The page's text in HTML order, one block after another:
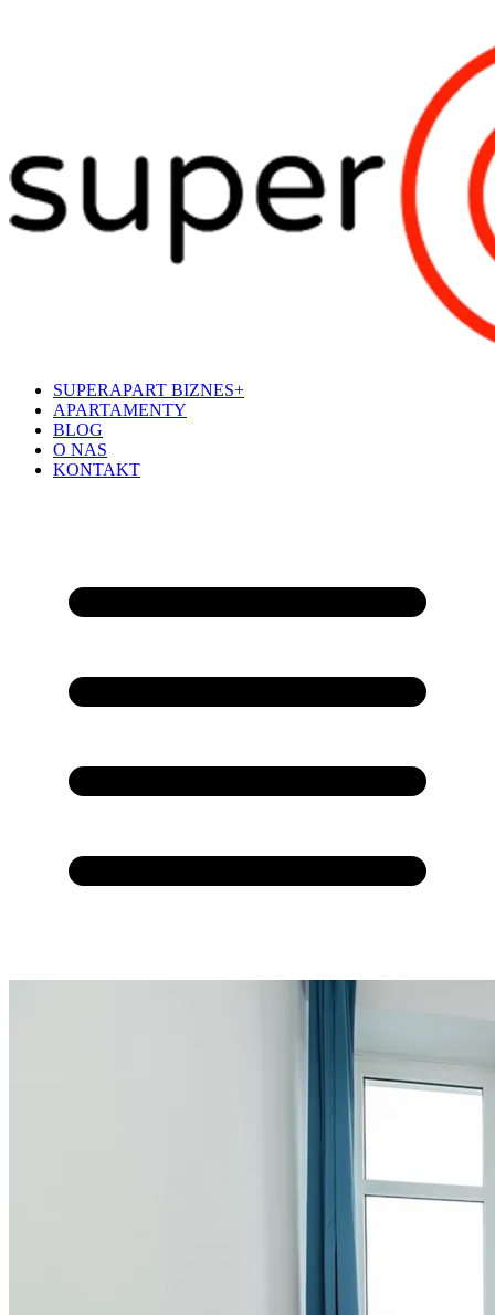
SUPERAPART BIZNES+
APARTAMENTY
BLOG
O NAS
KONTAKT